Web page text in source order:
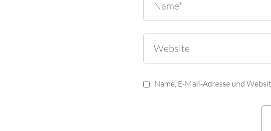
Name, E-Mail-Adresse und